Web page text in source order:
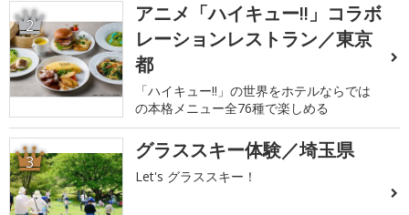
2
アニメ「ハイキュー!!」コラボ
レーションレストラン／東京
都
「ハイキュー!!」の世界をホテルならでは
の本格メニュー全76種で楽しめる
3 グラススキー体験／埼玉県
Let's グラススキー！